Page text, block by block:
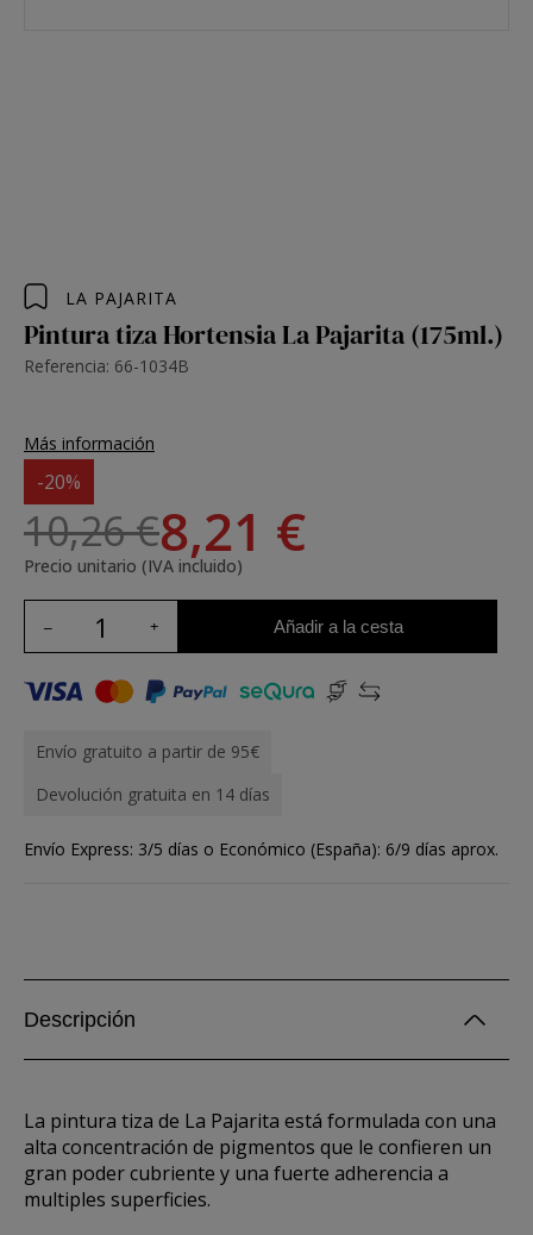
LA PAJARITA
Pintura tiza Hortensia La Pajarita (175ml.)
Referencia: 66-1034B
Más información
-20%
10,26 €8,21 €
Precio unitario (IVA incluido)
Añadir a la cesta
Envío gratuito a partir de 95€
Devolución gratuita en 14 días
Envío Express: 3/5 días o Económico (España): 6/9 días aprox.
Descripción
La pintura tiza de La Pajarita está formulada con una
alta concentración de pigmentos que le confieren un
gran poder cubriente y una fuerte adherencia a
multiples superficies.